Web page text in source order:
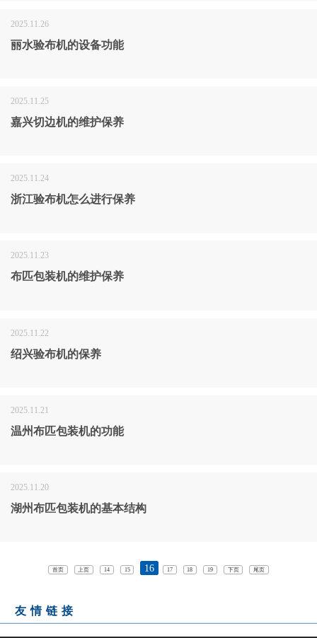
2025.11.26
丽水验布机的设备功能
2025.11.25
嘉兴切边机的维护保养
2025.11.24
浙江验布机怎么进行保养
2025.11.23
布匹包装机的维护保养
2025.11.22
绍兴验布机的保养
2025.11.21
温州布匹包装机的功能
2025.11.20
湖州布匹包装机的基本结构
首页 上页 14 15 16 17 18 19 下页 尾页
友情链接